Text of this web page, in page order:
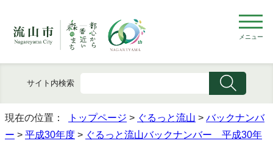
メニュー
サイト内検索
現在の位置： トップページ > ぐるっと流山 > バックナンバ
ー > 平成30年度 > ぐるっと流山バックナンバー 平成30年